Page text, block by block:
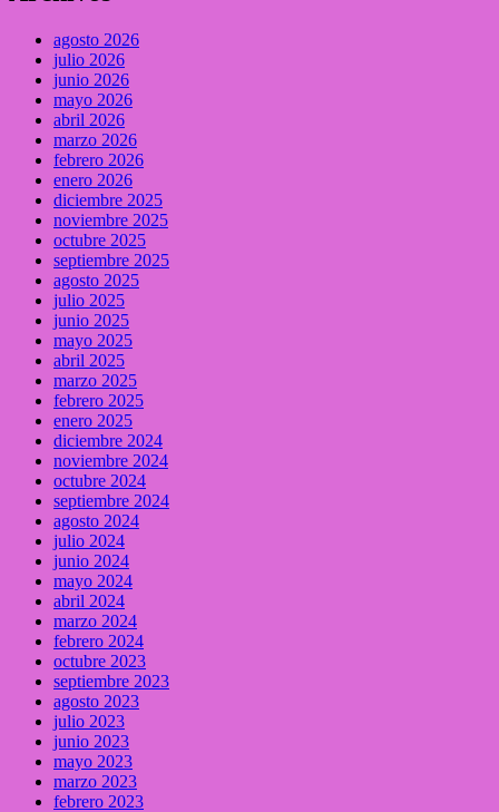
agosto 2026
julio 2026
junio 2026
mayo 2026
abril 2026
marzo 2026
febrero 2026
enero 2026
diciembre 2025
noviembre 2025
octubre 2025
septiembre 2025
agosto 2025
julio 2025
junio 2025
mayo 2025
abril 2025
marzo 2025
febrero 2025
enero 2025
diciembre 2024
noviembre 2024
octubre 2024
septiembre 2024
agosto 2024
julio 2024
junio 2024
mayo 2024
abril 2024
marzo 2024
febrero 2024
octubre 2023
septiembre 2023
agosto 2023
julio 2023
junio 2023
mayo 2023
marzo 2023
febrero 2023